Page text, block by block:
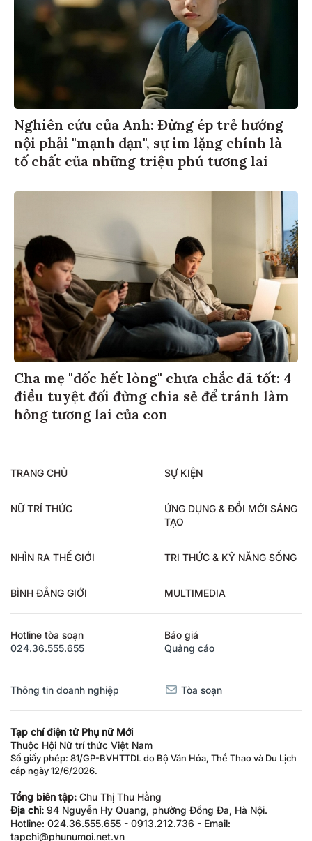
Nghiên cứu của Anh: Đừng ép trẻ hướng
nội phải "mạnh dạn", sự im lặng chính là
tố chất của những triệu phú tương lai
Cha mẹ "dốc hết lòng" chưa chắc đã tốt: 4
điều tuyệt đối đừng chia sẻ để tránh làm
hỏng tương lai của con
TRANG CHỦ SỰ KIỆN
NỮ TRÍ THỨC
ỨNG DỤNG & ĐỔI MỚI SÁNG
TẠO
NHÌN RA THẾ GIỚI TRI THỨC & KỸ NĂNG SỐNG
BÌNH ĐẲNG GIỚI MULTIMEDIA
Hotline tòa soạn
024.36.555.655
Báo giá
Quảng cáo
Thông tin doanh nghiệp Tòa soạn
Tạp chí điện tử Phụ nữ Mới
Thuộc Hội Nữ trí thức Việt Nam
Số giấy phép: 81/GP-BVHTTDL do Bộ Văn Hóa, Thể Thao và Du Lịch
cấp ngày 12/6/2026.
Tổng biên tập: Chu Thị Thu Hằng
Địa chỉ: 94 Nguyễn Hy Quang, phường Đống Đa, Hà Nội.
Hotline: 024.36.555.655 - 0913.212.736 - Email:
tapchi@phunumoi.net.vn